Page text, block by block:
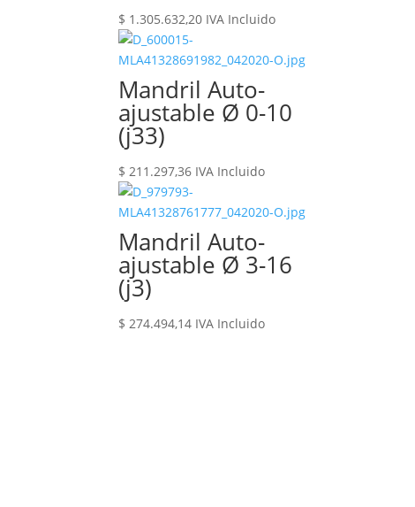
$ 1.305.632,20 IVA Incluido
Mandril Auto-
ajustable Ø 0-10
(j33)
$ 211.297,36 IVA Incluido
Mandril Auto-
ajustable Ø 3-16
(j3)
$ 274.494,14 IVA Incluido